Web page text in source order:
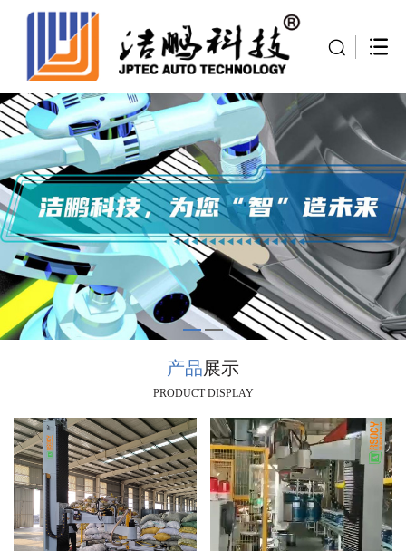
产品展示
PRODUCT DISPLAY